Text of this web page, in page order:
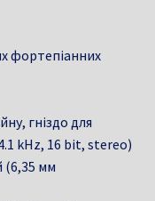
фортепіанних
гніздо для
kHz, 16 bit, stereo)
(6,35 мм